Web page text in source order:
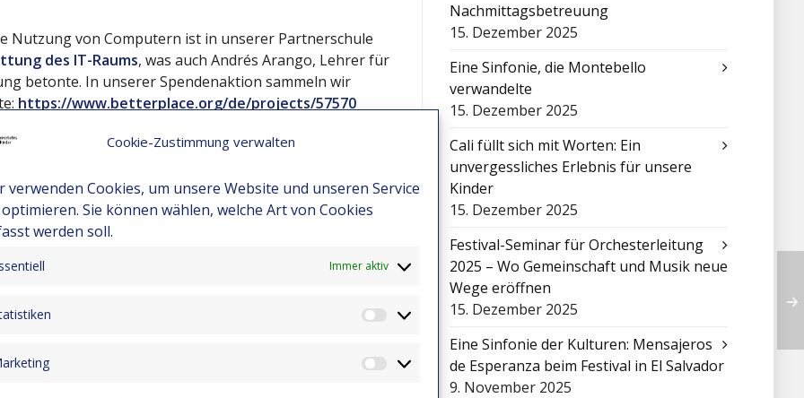
Cookie-Zustimmung verwalten
verwenden Cookies, um unsere Website und unseren Service
Sie können wählen, welche Art von Cookies
werden soll.
Immer aktiv
Statistiken
Marketing
Nutzung von Computern ist in unserer Partnerschule
des IT-Raums, was auch Andrés Arango, Lehrer für
betonte. In unserer Spendenaktion sammeln wir
https://www.betterplace.org/de/projects/57570
Nachmittagsbetreuung
15. Dezember 2025
Eine Sinfonie, die Montebello
verwandelte
15. Dezember 2025
Cali füllt sich mit Worten: Ein
unvergessliches Erlebnis für unsere
Kinder
15. Dezember 2025
Festival-Seminar für Orchesterleitung
2025 – Wo Gemeinschaft und Musik neue
Wege eröffnen
15. Dezember 2025
Eine Sinfonie der Kulturen: Mensajeros
de Esperanza beim Festival in El Salvador
9. November 2025